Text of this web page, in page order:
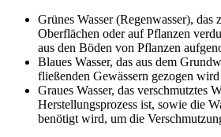
Grünes Wasser (Regenwasser), das
Oberflächen oder auf Pflanzen
aus den Böden von Pflanzen
Blaues Wasser, das aus dem
fließenden Gewässern gezogen
Graues Wasser, das verschmutztes
Herstellungsprozess ist, sowie die
benötigt wird, um die